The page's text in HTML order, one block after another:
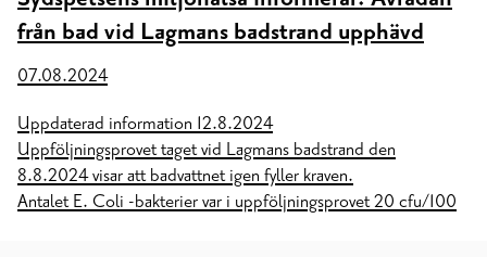
från bad vid Lagmans badstrand upphävd
07.08.2024
Uppdaterad information 12.8.2024
Uppföljningsprovet taget vid Lagmans badstrand den
8.8.2024 visar att badvattnet igen fyller kraven.
Antalet E. Coli -bakterier var i uppföljningsprovet 20 cfu/100